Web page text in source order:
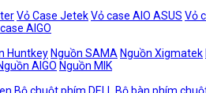
Vỏ Case JetekVỏ case AIO ASUS Vỏ
AIGO
Huntkey Nguồn SAMA Nguồn Xigmatek
AIGO Nguồn MIK